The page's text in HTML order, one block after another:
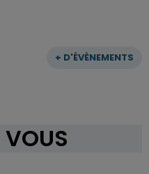
+ D'ÉVÈNEMENTS
VOUS